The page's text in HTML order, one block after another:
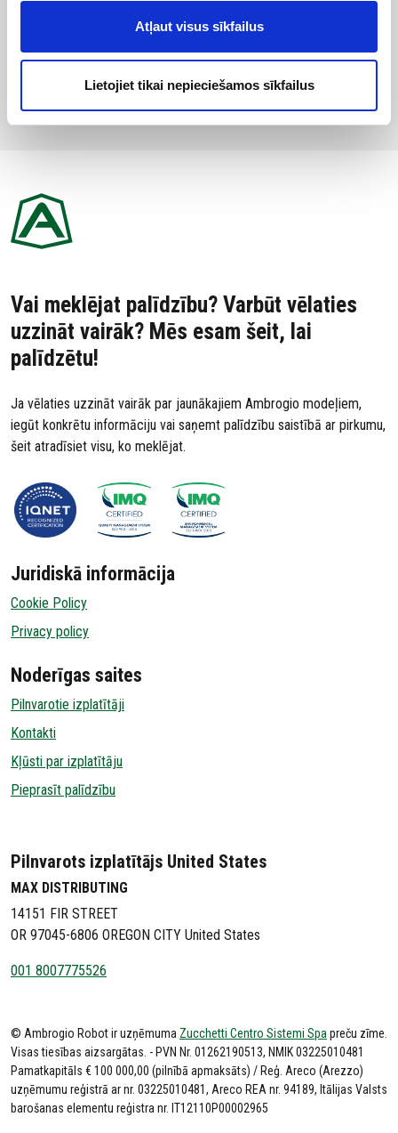
Atļaut visus sīkfailus
Lietojiet tikai nepieciešamos sīkfailus
info_risparmio_disclaimer
Vai meklējat palīdzību? Varbūt vēlaties
uzzināt vairāk? Mēs esam šeit, lai
palīdzētu!
Ja vēlaties uzzināt vairāk par jaunākajiem Ambrogio modeļiem,
iegūt konkrētu informāciju vai saņemt palīdzību saistībā ar pirkumu,
šeit atradīsiet visu, ko meklējat.
Juridiskā informācija
Cookie Policy
Privacy policy
Noderīgas saites
Pilnvarotie izplatītāji
Kontakti
Kļūsti par izplatītāju
Pieprasīt palīdzību
Pilnvarots izplatītājs United States
MAX DISTRIBUTING
14151 FIR STREET
OR 97045-6806 OREGON CITY United States
001 8007775526
© Ambrogio Robot ir uzņēmuma Zucchetti Centro Sistemi Spa preču zīme.
Visas tiesības aizsargātas. - PVN Nr. 01262190513, NMIK 03225010481
Pamatkapitāls € 100 000,00 (pilnībā apmaksāts) / Reģ. Areco (Arezzo)
uzņēmumu reģistrā ar nr. 03225010481, Areco REA nr. 94189, Itālijas Valsts
barošanas elementu reģistra nr. IT12110P00002965